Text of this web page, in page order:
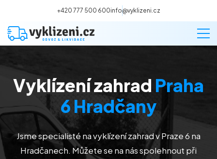
+420 777 500 600info@vyklizeni.cz
Vyklízení
Stěhování
Malování
Vyklízení zahrad Praha
6 Hradčany
Jsme specialisté na vyklízení zahrad v Praze 6 na
Hradčanech. Můžete se na nás spolehnout při